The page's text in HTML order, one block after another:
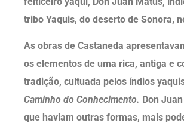
tribo Yaquis, do deserto de Sonora,
As obras de Castaneda
os elementos de uma rica, antiga e
tradição, cultuada pelos índios
Caminho do Conhecimento. Don
que haviam outras formas, mais